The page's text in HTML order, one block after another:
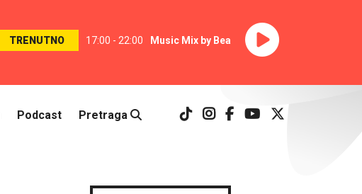
TRENUTNO 17:00 - 22:00 Music Mix by Bea
Podcast Pretraga